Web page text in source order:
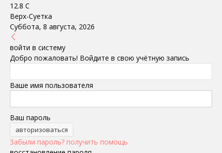
12.8 C
Верх-Суетка
Суббота, 8 августа, 2026
войти в систему
Добро пожаловать! Войдите в свою учётную запись
Ваше имя пользователя
Ваш пароль
Забыли пароль? получить помощь